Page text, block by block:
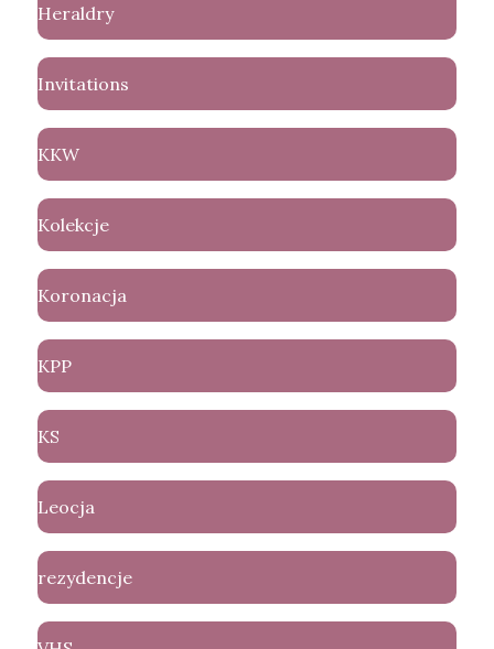
Heraldry
Invitations
KKW
Kolekcje
Koronacja
KPP
KS
Leocja
rezydencje